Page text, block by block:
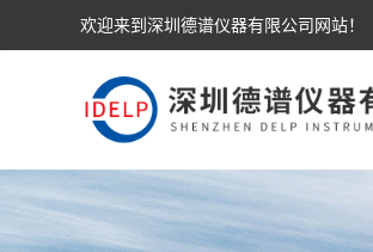
欢迎来到深圳德谱仪器有限公司网站！